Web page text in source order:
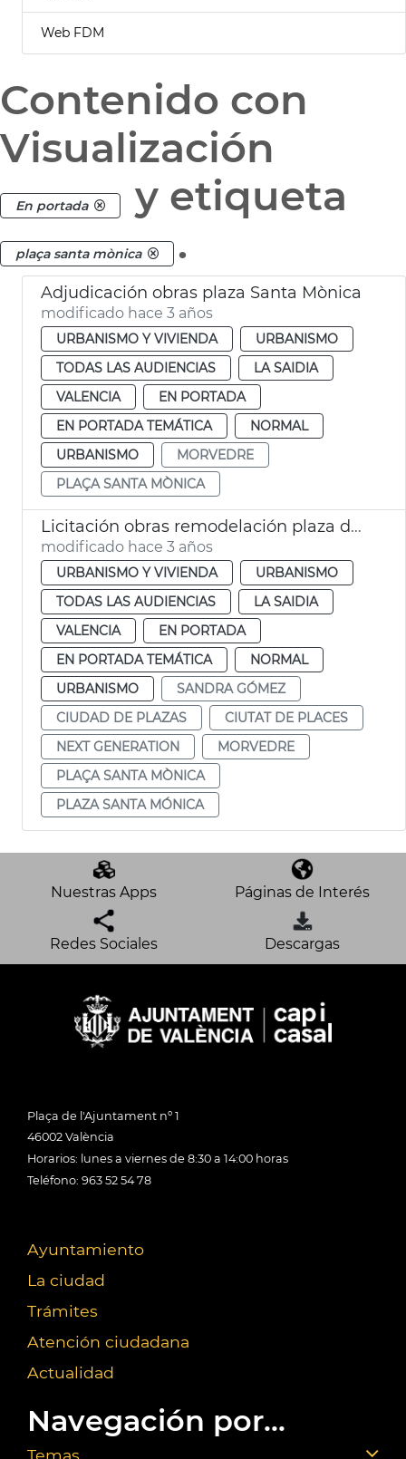
Web FDM
Contenido con
Visualización
En portada y etiqueta
plaça santa mònica .
Adjudicación obras plaza Santa Mònica
modificado hace 3 años
URBANISMO Y VIVIENDA
URBANISMO
TODAS LAS AUDIENCIAS
LA SAIDIA
VALENCIA
EN PORTADA
EN PORTADA TEMÁTICA
NORMAL
URBANISMO
MORVEDRE
PLAÇA SANTA MÒNICA
Licitación obras remodelación plaza de Santa Mónica
modificado hace 3 años
URBANISMO Y VIVIENDA
URBANISMO
TODAS LAS AUDIENCIAS
LA SAIDIA
VALENCIA
EN PORTADA
EN PORTADA TEMÁTICA
NORMAL
URBANISMO
SANDRA GÓMEZ
CIUDAD DE PLAZAS
CIUTAT DE PLACES
NEXT GENERATION
MORVEDRE
PLAÇA SANTA MÒNICA
PLAZA SANTA MÓNICA
Nuestras Apps Páginas de Interés
Redes Sociales Descargas
Plaça de l'Ajuntament nº 1
46002 València
Horarios: lunes a viernes de 8:30 a 14:00 horas
Teléfono: 963 52 54 78
Ayuntamiento
La ciudad
Trámites
Atención ciudadana
Actualidad
Navegación por...
Temas